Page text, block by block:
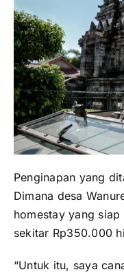
Penginapan yang
Dimana desa
homestay yang
sekitar Rp350.000
“Untuk itu, saya